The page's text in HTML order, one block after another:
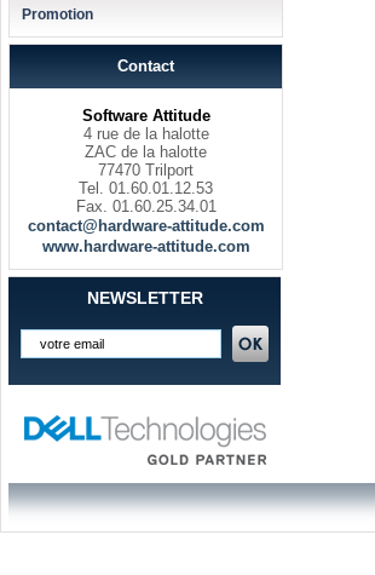
Promotion
Contact
Software Attitude
4 rue de la halotte
ZAC de la halotte
77470 Trilport
Tel. 01.60.01.12.53
Fax. 01.60.25.34.01
contact@hardware-attitude.com
www.hardware-attitude.com
NEWSLETTER